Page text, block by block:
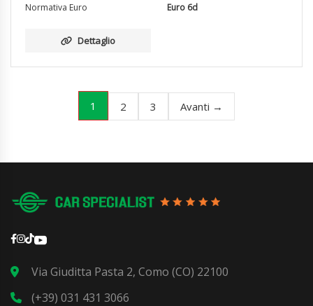
Normativa Euro
Euro 6d
Dettaglio
1 2 3 Avanti →
Via Giuditta Pasta 2, Como (CO) 22100
(+39) 031 431 3066